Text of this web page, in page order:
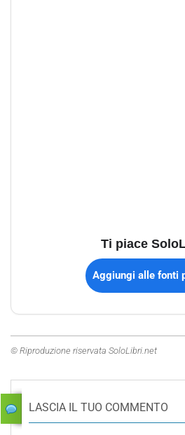
Ti piace
Aggiungi alle fonti
© Riproduzione riservata SoloLibri.net
LASCIA IL TUO COMMENTO